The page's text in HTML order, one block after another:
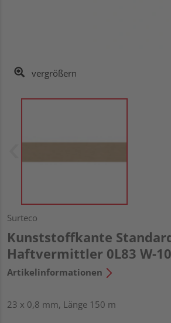
vergrößern
Surteco
Kunststoffkante
Haftvermittler 0L83 W-
Artikelinformationen
23 x 0,8 mm, Länge 150 m